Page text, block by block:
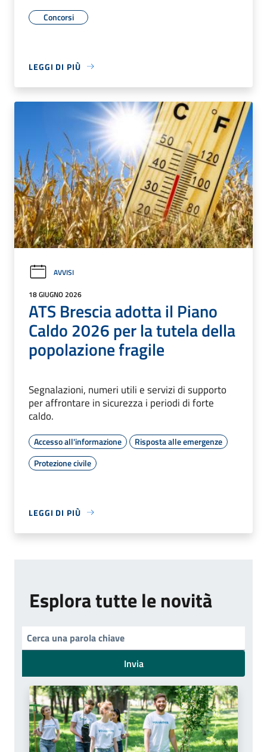
Concorsi
LEGGI DI PIÙ
AVVISI
18 GIUGNO 2026
ATS Brescia adotta il Piano
Caldo 2026 per la tutela della
popolazione fragile
Segnalazioni, numeri utili e servizi di supporto
per affrontare in sicurezza i periodi di forte
caldo.
Accesso all'informazione
Risposta alle emergenze
Protezione civile
LEGGI DI PIÙ
Esplora tutte le novità
Invia